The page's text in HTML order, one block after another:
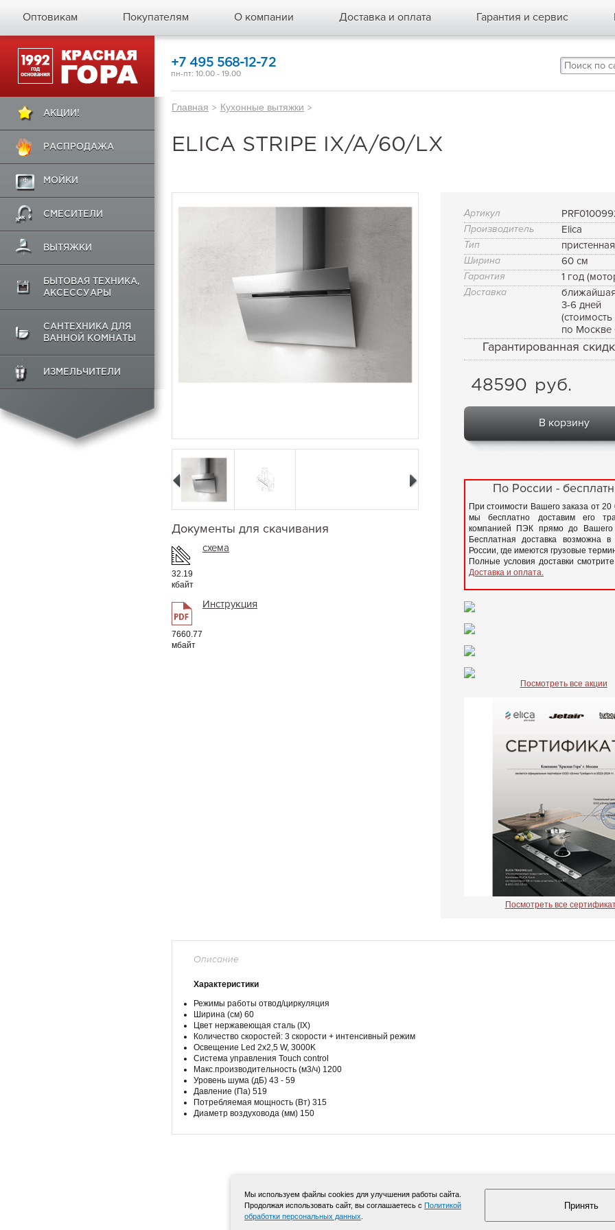
Оптовикам Покупателям О компании Доставка и оплата Гарантия и сервис
АКЦИИ!
РАСПРОДАЖА
МОЙКИ
СМЕСИТЕЛИ
ВЫТЯЖКИ
БЫТОВАЯ ТЕХНИКА,
АКСЕССУАРЫ
САНТЕХНИКА ДЛЯ
ВАННОЙ КОМНАТЫ
ИЗМЕЛЬЧИТЕЛИ
+7 495 568-12-72
пн-пт: 10.00 - 19.00
Главная > Кухонные вытяжки >
ELICA STRIPE IX/A/60/LX
Документы для скачивания
32.19
кбайт
схема
7660.77
мбайт
Инструкция
Артикул
Производитель Elica
Тип пристенная
Ширина 60 см
Гарантия 1 год
Доставка
3-6 дней
по Москве
Гарантированная
48590 руб.
В корзину
По России -
При стоимости Вашего заказа от 20
мы бесплатно доставим его
компанией ПЭК прямо до Вашего
Бесплатная доставка возможна
России, где имеются грузовые
Полные условия доставки
Доставка и оплата.
Посмотреть все акции
Посмотреть все
Описание
Характеристики
Режимы работы отвод/циркуляция
Ширина (см) 60
Цвет нержавеющая сталь (IX)
Количество скоростей: 3 скорости + интенсивный режим
Освещение Led 2x2,5 W, 3000K
Система управления Touch control
Макс.производительность (м3/ч) 1200
Уровень шума (дБ) 43 - 59
Давление (Па) 519
Потребляемая мощность (Вт) 315
Диаметр воздуховода (мм) 150
Мы используем файлы cookies для улучшения работы сайта.
Продолжая использовать сайт, вы соглашаетесь с Политикой
обработки персональных данных
Принять